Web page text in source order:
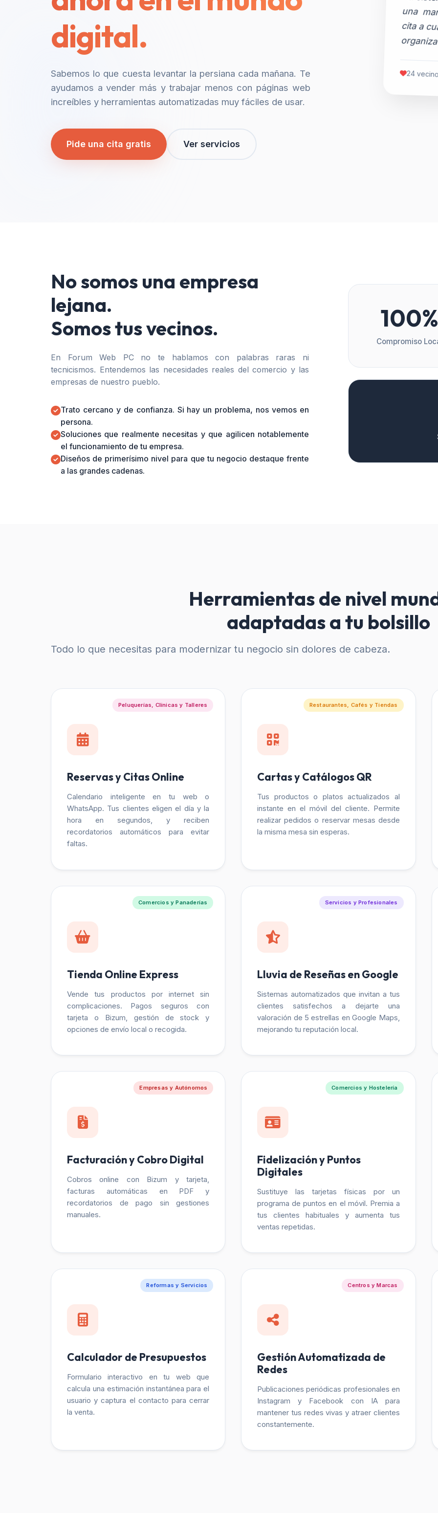
digital.
Sabemos lo que cuesta levantar la persiana cada mañana. Te
ayudamos a vender más y trabajar menos con páginas web
increíbles y herramientas automatizadas muy fáciles de usar.
Pide una cita gratis Ver servicios
24
No somos una empresa
lejana.
Somos tus vecinos.
En Forum Web PC no te hablamos con palabras raras ni
tecnicismos. Entendemos las necesidades reales del comercio y las
empresas de nuestro pueblo.
Trato cercano y de confianza. Si hay un problema, nos vemos en
persona.
Soluciones que realmente necesitas y que agilicen notablemente
el funcionamiento de tu empresa.
Diseños de primerísimo nivel para que tu negocio destaque frente
a las grandes cadenas.
100%
Compromiso
Herramientas de nivel
adaptadas a tu bolsillo
Todo lo que necesitas para modernizar tu negocio sin dolores de cabeza.
Peluquerías, Clínicas y Talleres
Reservas y Citas Online
Calendario inteligente en tu web o
WhatsApp. Tus clientes eligen el día y la
hora en segundos, y reciben
recordatorios automáticos para evitar
faltas.
Restaurantes, Cafés y Tiendas
Cartas y Catálogos QR
Tus productos o platos actualizados al
instante en el móvil del cliente. Permite
realizar pedidos o reservar mesas desde
la misma mesa sin esperas.
Comercios y Panaderías
Tienda Online Express
Vende tus productos por internet sin
complicaciones. Pagos seguros con
tarjeta o Bizum, gestión de stock y
opciones de envío local o recogida.
Servicios y Profesionales
Lluvia de Reseñas en Google
Sistemas automatizados que invitan a tus
clientes satisfechos a dejarte una
valoración de 5 estrellas en Google Maps,
mejorando tu reputación local.
Empresas y Autónomos
Facturación y Cobro Digital
Cobros online con Bizum y tarjeta,
facturas automáticas en PDF y
recordatorios de pago sin gestiones
manuales.
Comercios y Hostelería
Fidelización y Puntos
Digitales
Sustituye las tarjetas físicas por un
programa de puntos en el móvil. Premia a
tus clientes habituales y aumenta tus
ventas repetidas.
Reformas y Servicios
Calculador de Presupuestos
Formulario interactivo en tu web que
calcula una estimación instantánea para el
usuario y captura el contacto para cerrar
la venta.
Centros y Marcas
Gestión Automatizada de
Redes
Publicaciones periódicas profesionales en
Instagram y Facebook con IA para
mantener tus redes vivas y atraer clientes
constantemente.